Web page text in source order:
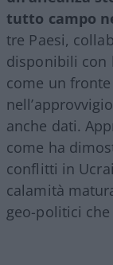
tutto campo
tre Paesi,
disponibili con
come un
anche dati.
come ha
conflitti in
calamità
geo-politici